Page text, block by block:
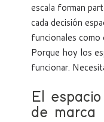
escala forman
cada decisión
funcionales como
Porque hoy los
funcionar.
El
de marca